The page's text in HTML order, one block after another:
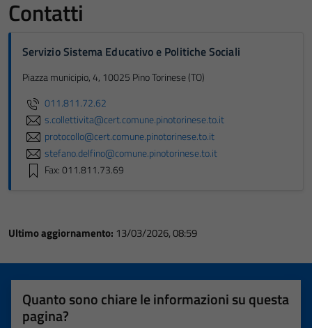
Contatti
Servizio Sistema Educativo e Politiche Sociali
Piazza municipio, 4, 10025 Pino Torinese (TO)
011.811.72.62
s.collettivita@cert.comune.pinotorinese.to.it
protocollo@cert.comune.pinotorinese.to.it
stefano.delfino@comune.pinotorinese.to.it
Fax: 011.811.73.69
Ultimo aggiornamento: 13/03/2026, 08:59
Quanto sono chiare le informazioni su questa
pagina?